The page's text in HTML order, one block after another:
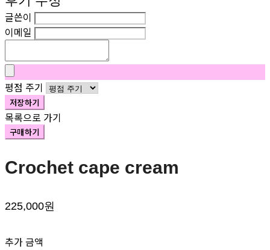
글쓴이
이메일
평점 주기
저장하기
목록으로 가기
구매하기
Crochet cape cream
225,000원
추가 금액